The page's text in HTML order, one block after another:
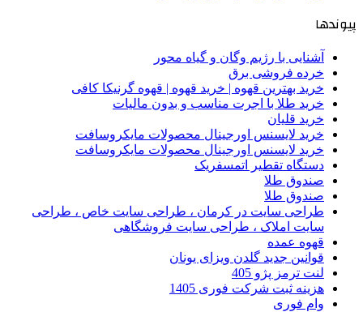
پیوندها
آشنایی با رژیم وگان و گیاه محور
خرده فروشی برق
خرید بهترین قهوه | خرید قهوه | قهوه گرنیکا کافی
خرید طلا با اجرت مناسب و بدون مالیات
خرید قلیان
خرید لایسنس اورجینال محصولات مایکروسافت
خرید لایسنس اورجینال محصولات مایکروسافت
دستگاه تقطیر اتمسفریک
صندوق طلا
صندوق طلا
طراحی سایت در کرمان ، طراحی سایت خاص ، طراحی
سایت املاک ، طراحی سایت فروشگاهی
قهوه عمده
قوانین جدید گلدن ویزای یونان
لنت ترمز پژو 405
هزینه ثبت شرکت فوری 1405
وام فوری